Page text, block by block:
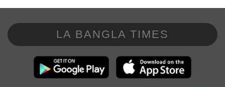
LA BANGLA TIMES